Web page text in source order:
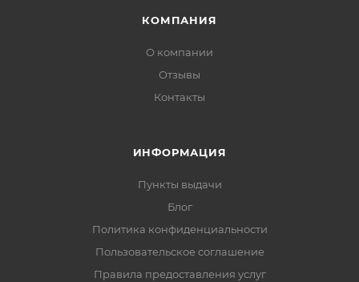
КОМПАНИЯ
О компании
Отзывы
Контакты
ИНФОРМАЦИЯ
Пункты выдачи
Блог
Политика конфиденциальности
Пользовательское соглашение
Правила предоставления услуг